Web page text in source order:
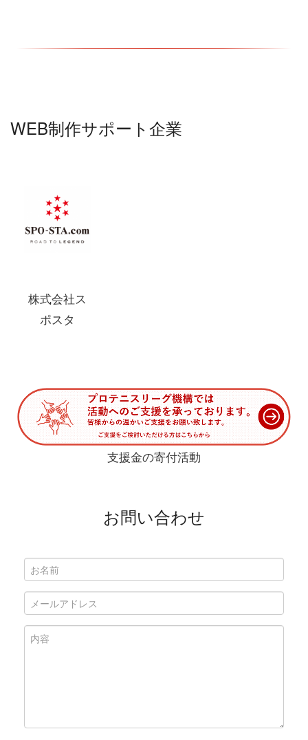
WEB制作サポート企業
株式会社ス
ポスタ
支援金の寄付活動
お問い合わせ